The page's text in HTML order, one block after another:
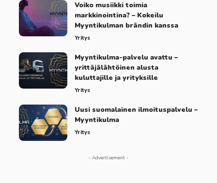
Voiko musiikki toimia
markkinointina? – Kokeilu
Myyntikulman brändin kanssa
Yritys
Myyntikulma-palvelu avattu –
yrittäjälähtöinen alusta
kuluttajille ja yrityksille
Yritys
Uusi suomalainen ilmoituspalvelu –
Myyntikulma
Yritys
- Advertisement -